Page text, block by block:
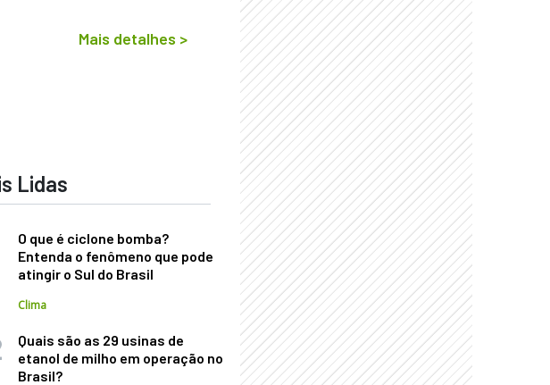
Mais detalhes >
Lidas
O que é ciclone bomba?
Entenda o fenômeno que pode
atingir o Sul do Brasil
Clima
Quais são as 29 usinas de
etanol de milho em operação no
Brasil?